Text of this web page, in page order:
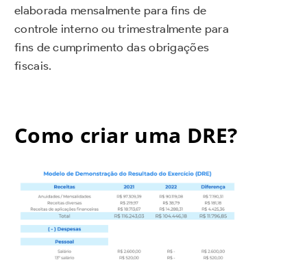
elaborada mensalmente para fins de
controle interno ou trimestralmente para
fins de cumprimento das obrigações
fiscais.
Como criar uma DRE?